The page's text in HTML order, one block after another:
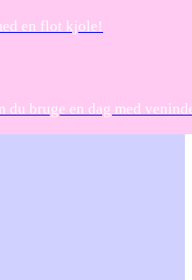
en flot kjole!
bruge en dag med